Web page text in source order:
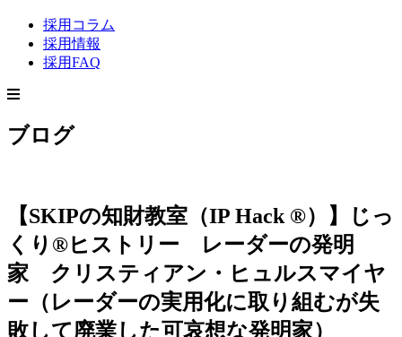
採用コラム
採用情報
採用FAQ
ブログ
【SKIPの知財教室（IP Hack ®）】じっ
くり®ヒストリー レーダーの発明
家 クリスティアン・ヒュルスマイヤ
ー（レーダーの実用化に取り組むが失
敗して廃業した可哀想な発明家）